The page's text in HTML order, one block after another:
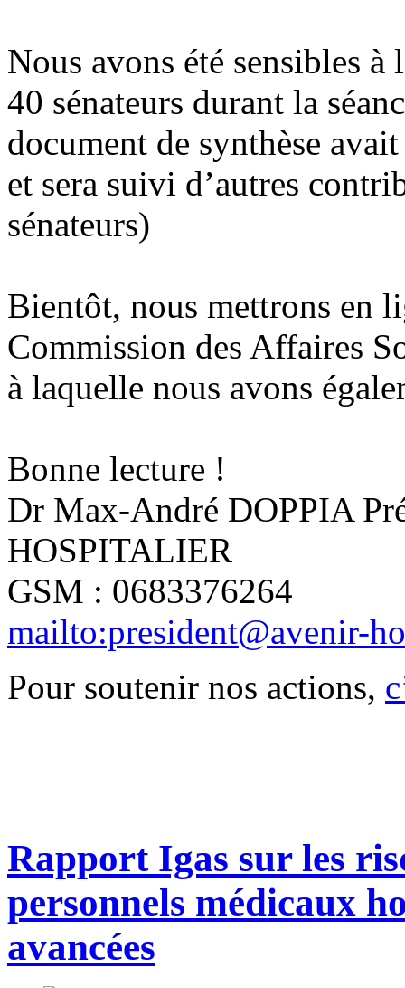
Nous avons été sensibles à
40 sénateurs durant la
document de synthèse
et sera suivi d’autres
sénateurs)
Bientôt, nous mettrons en
Commission des Affaires
à laquelle nous avons
Bonne lecture !
Dr Max-André DOPPIA
HOSPITALIER
GSM : 0683376264
mailto:president@avenir-
Pour soutenir nos actions,
Rapport Igas sur les
personnels médicaux
avancées